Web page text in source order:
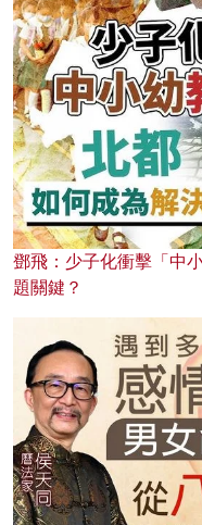
鄧飛：少子化衝擊「中
題關鍵？